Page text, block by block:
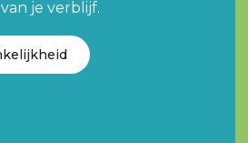
je verblijf.